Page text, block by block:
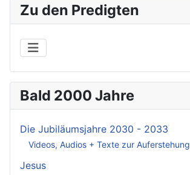
Zu den Predigten
Bald 2000 Jahre
Die Jubiläumsjahre 2030 - 2033
Videos, Audios + Texte zur Auferstehung
Jesus